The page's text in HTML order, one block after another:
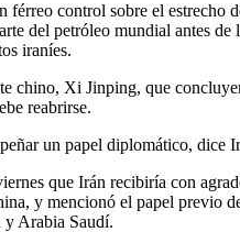
férreo control sobre el estrecho
del petróleo mundial antes
iraníes.
chino, Xi Jinping, que
reabrirse.
un papel diplomático, dice
que Irán recibiría con
y mencionó el papel previo
y Arabia Saudí.